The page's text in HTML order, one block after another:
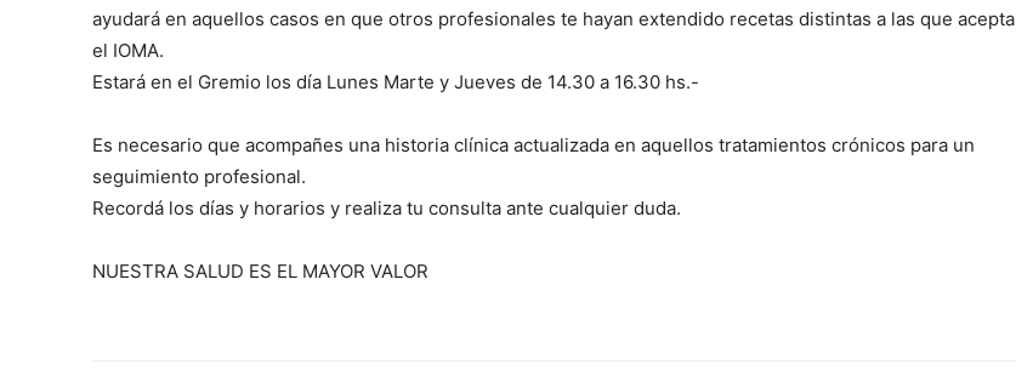
ayudará en aquellos casos en que otros profesionales te hayan extendido recetas distintas a las que acepta
el IOMA.
Estará en el Gremio los día Lunes Marte y Jueves de 14.30 a 16.30 hs.-
Es necesario que acompañes una historia clínica actualizada en aquellos tratamientos crónicos para un
seguimiento profesional.
Recordá los días y horarios y realiza tu consulta ante cualquier duda.
NUESTRA SALUD ES EL MAYOR VALOR